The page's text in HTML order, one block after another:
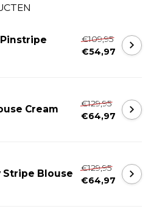
€109,95
€54,97
Cream
€129,95
€64,97
Stripe Blouse
€129,95
€64,97